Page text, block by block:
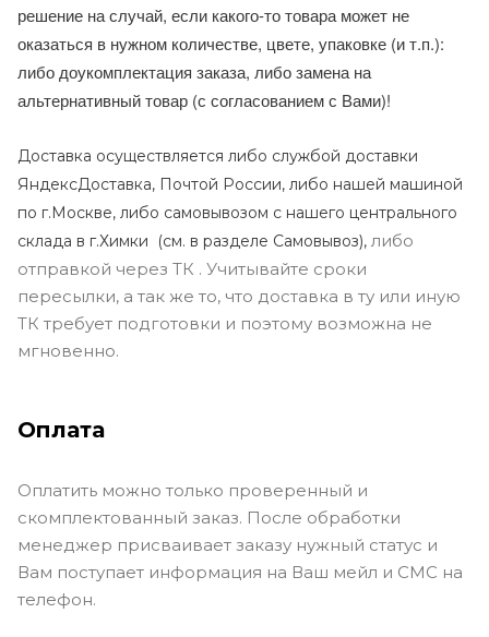
решение на случай, если какого-то товара может не
оказаться в нужном количестве, цвете, упаковке (и т.п.):
либо доукомплектация заказа, либо замена на
альтернативный товар (с согласованием с Вами)!
Доставка осуществляется либо службой доставки
ЯндексДоставка, Почтой России, либо нашей машиной
по г.Москве, либо самовывозом с нашего центрального
склада в г.Химки (см. в разделе Самовывоз), либо
отправкой через ТК . Учитывайте сроки
пересылки, а так же то, что доставка в ту или иную
ТК требует подготовки и поэтому возможна не
мгновенно.
Оплата
Оплатить можно только проверенный и
скомплектованный заказ. После обработки
менеджер присваивает заказу нужный статус и
Вам поступает информация на Ваш мейл и СМС на
телефон.